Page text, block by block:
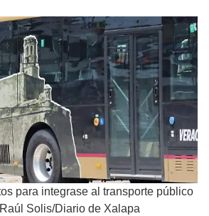
para integrase al transporte público
Solis/Diario de Xalapa